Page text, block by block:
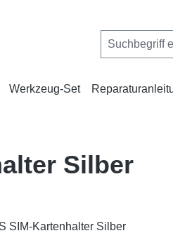
Werkzeug-Set
Silber